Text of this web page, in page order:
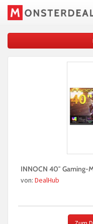
INNOCN 40″
von: DealHub